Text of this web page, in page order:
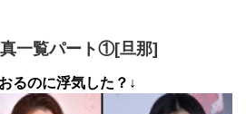
一覧パート①[旦那]
るのに浮気した？↓